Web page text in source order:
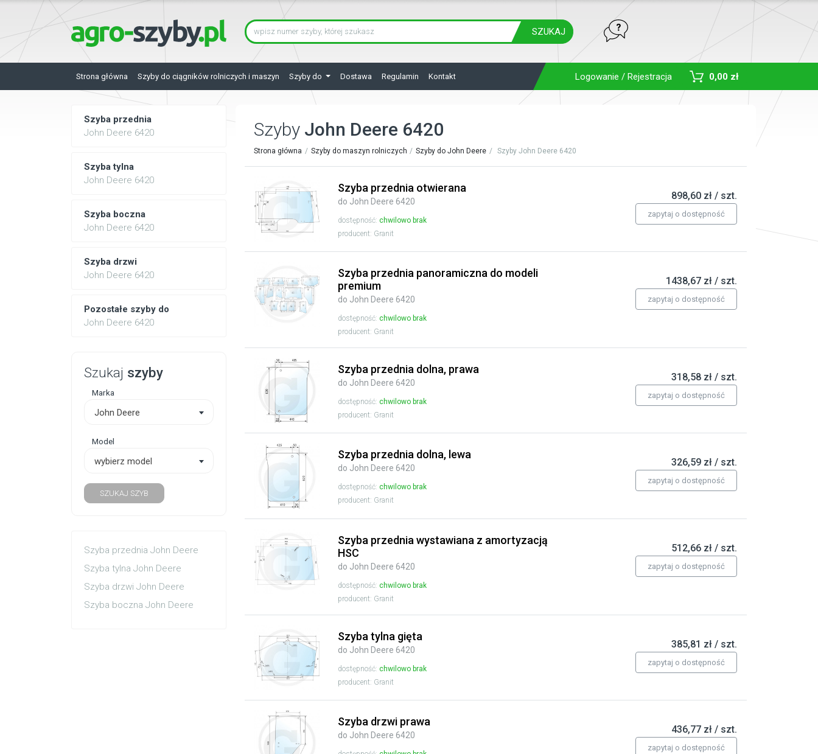
SZUKAJ
Strona główna Szyby do ciągników rolniczych i maszyn Szyby do Dostawa Regulamin Kontakt Logowanie / Rejestracja 0,00 zł
Szyba przednia
John Deere 6420
Szyba tylna
John Deere 6420
Szyba boczna
John Deere 6420
Szyba drzwi
John Deere 6420
Pozostałe szyby do
John Deere 6420
Szukaj szyby
Marka
John Deere
Model
wybierz model
SZUKAJ SZYB
Szyba przednia John Deere
Szyba tylna John Deere
Szyba drzwi John Deere
Szyba boczna John Deere
Szyby John Deere 6420
Strona główna Szyby do maszyn rolniczych Szyby do John Deere Szyby John Deere 6420
Szyba przednia otwierana
do John Deere 6420
dostępność:chwilowo brak
producent: Granit
898,60 zł / szt.
zapytaj o dostępność
Szyba przednia panoramiczna do modeli
premium
do John Deere 6420
dostępność:chwilowo brak
producent: Granit
1438,67 zł / szt.
zapytaj o dostępność
Szyba przednia dolna, prawa
do John Deere 6420
dostępność:chwilowo brak
producent: Granit
318,58 zł / szt.
zapytaj o dostępność
Szyba przednia dolna, lewa
do John Deere 6420
dostępność:chwilowo brak
producent: Granit
326,59 zł / szt.
zapytaj o dostępność
Szyba przednia wystawiana z amortyzacją
HSC
do John Deere 6420
dostępność:chwilowo brak
producent: Granit
512,66 zł / szt.
zapytaj o dostępność
Szyba tylna gięta
do John Deere 6420
dostępność:chwilowo brak
producent: Granit
385,81 zł / szt.
zapytaj o dostępność
Szyba drzwi prawa
do John Deere 6420 436,77 zł / szt.
zapytaj o dostępność